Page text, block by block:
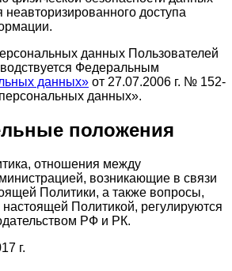
доступа
данных Пользователей
Федеральным
данных» от 27.07.2006 г. № 152-
данных».
положения
отношения между
возникающие в связи
Политики, а также вопросы,
Политикой, регулируются
РФ и РК.
г.